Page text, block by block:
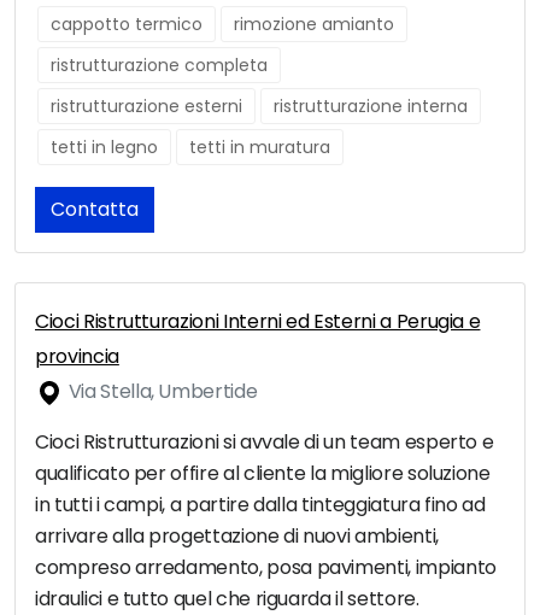
cappotto termico
rimozione amianto
ristrutturazione completa
ristrutturazione esterni
ristrutturazione interna
tetti in legno
tetti in muratura
Contatta
Cioci Ristrutturazioni Interni ed Esterni a Perugia e
provincia
Via Stella, Umbertide
Cioci Ristrutturazioni si avvale di un team esperto e
qualificato per offire al cliente la migliore soluzione
in tutti i campi, a partire dalla tinteggiatura fino ad
arrivare alla progettazione di nuovi ambienti,
compreso arredamento, posa pavimenti, impianto
idraulici e tutto quel che riguarda il settore.